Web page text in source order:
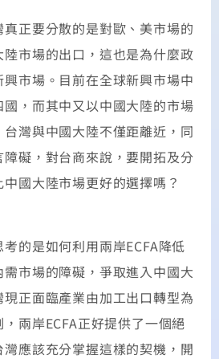
正要分散的是對歐、美市場的
市場的出口，這也是為什麼政
市場。目前在全球新興市場中
，而其中又以中國大陸的市場
灣與中國大陸不僅距離近，同
礙，對台商來說，要開拓及分
國大陸市場更好的選擇嗎？
的是如何利用兩岸ECFA降低
市場的障礙，爭取進入中國大
正面臨產業由加工出口轉型為
兩岸ECFA正好提供了一個絕
應該充分掌握這樣的契機，開